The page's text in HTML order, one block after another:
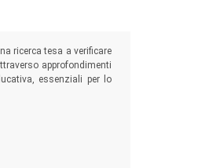
ricerca tesa a verificare
approfondimenti
essenziali per lo